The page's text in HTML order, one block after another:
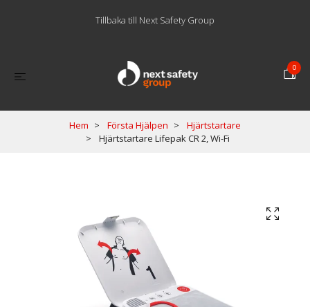
Tillbaka till Next Safety Group
0
Hem Första Hjälpen
Hjärtstartare
Hjärtstartare Lifepak CR 2, Wi-Fi